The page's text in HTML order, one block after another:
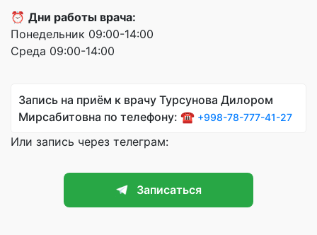
⏰ Дни работы врача:
Понедельник 09:00-14:00
Среда 09:00-14:00
Запись на приём к врачу Турсунова Дилором
Мирсабитовна по телефону: ☎️ +998-78-777-41-27
Или запись через телеграм:
Записаться